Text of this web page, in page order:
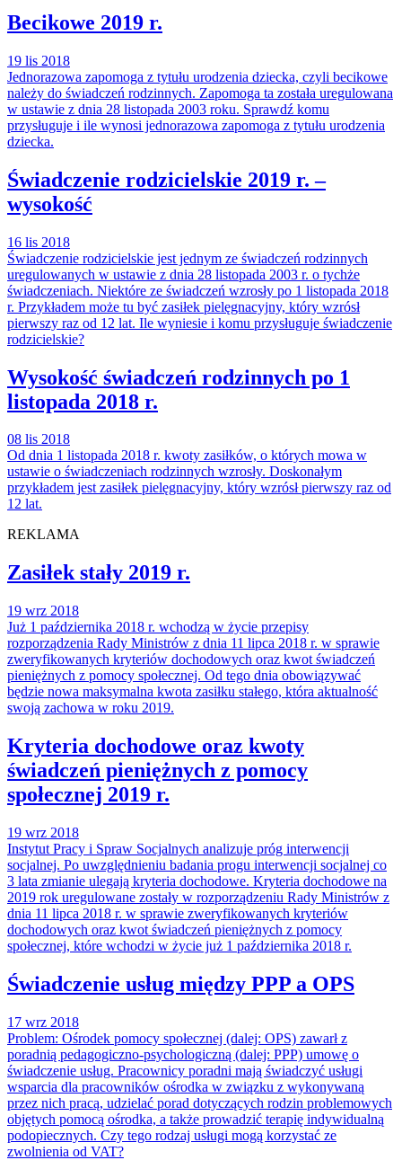
Becikowe 2019 r.
19 lis 2018
Jednorazowa zapomoga z tytułu urodzenia dziecka, czyli becikowe
należy do świadczeń rodzinnych. Zapomoga ta została uregulowana
w ustawie z dnia 28 listopada 2003 roku. Sprawdź komu
przysługuje i ile wynosi jednorazowa zapomoga z tytułu urodzenia
dziecka.
Świadczenie rodzicielskie 2019 r. –
wysokość
16 lis 2018
Świadczenie rodzicielskie jest jednym ze świadczeń rodzinnych
uregulowanych w ustawie z dnia 28 listopada 2003 r. o tychże
świadczeniach. Niektóre ze świadczeń wzrosły po 1 listopada 2018
r. Przykładem może tu być zasiłek pielęgnacyjny, który wzrósł
pierwszy raz od 12 lat. Ile wyniesie i komu przysługuje świadczenie
rodzicielskie?
Wysokość świadczeń rodzinnych po 1
listopada 2018 r.
08 lis 2018
Od dnia 1 listopada 2018 r. kwoty zasiłków, o których mowa w
ustawie o świadczeniach rodzinnych wzrosły. Doskonałym
przykładem jest zasiłek pielęgnacyjny, który wzrósł pierwszy raz od
12 lat.
REKLAMA
Zasiłek stały 2019 r.
19 wrz 2018
Już 1 października 2018 r. wchodzą w życie przepisy
rozporządzenia Rady Ministrów z dnia 11 lipca 2018 r. w sprawie
zweryfikowanych kryteriów dochodowych oraz kwot świadczeń
pieniężnych z pomocy społecznej. Od tego dnia obowiązywać
będzie nowa maksymalna kwota zasiłku stałego, która aktualność
swoją zachowa w roku 2019.
Kryteria dochodowe oraz kwoty
świadczeń pieniężnych z pomocy
społecznej 2019 r.
19 wrz 2018
Instytut Pracy i Spraw Socjalnych analizuje próg interwencji
socjalnej. Po uwzględnieniu badania progu interwencji socjalnej co
3 lata zmianie ulegają kryteria dochodowe. Kryteria dochodowe na
2019 rok uregulowane zostały w rozporządzeniu Rady Ministrów z
dnia 11 lipca 2018 r. w sprawie zweryfikowanych kryteriów
dochodowych oraz kwot świadczeń pieniężnych z pomocy
społecznej, które wchodzi w życie już 1 października 2018 r.
Świadczenie usług między PPP a OPS
17 wrz 2018
Problem: Ośrodek pomocy społecznej (dalej: OPS) zawarł z
poradnią pedagogiczno-psychologiczną (dalej: PPP) umowę o
świadczenie usług. Pracownicy poradni mają świadczyć usługi
wsparcia dla pracowników ośrodka w związku z wykonywaną
przez nich pracą, udzielać porad dotyczących rodzin problemowych
objętych pomocą ośrodka, a także prowadzić terapię indywidualną
podopiecznych. Czy tego rodzaj usługi mogą korzystać ze
zwolnienia od VAT?